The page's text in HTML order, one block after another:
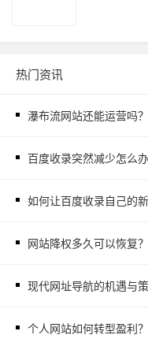
热门资讯
瀑布流网站还能运营吗？
百度收录突然减少怎么办
如何让百度收录自己的
网站降权多久可以恢复？
现代网址导航的机遇与
个人网站如何转型盈利？